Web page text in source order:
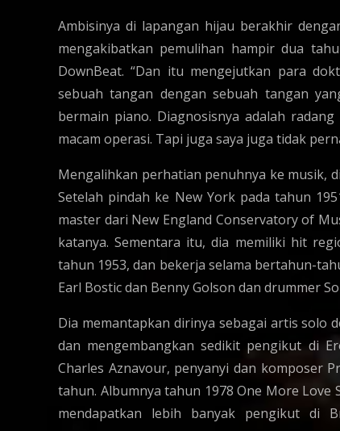
Ambisinya di lapangan hijau berakhir
mengakibatkan pemulihan hampir dua
DownBeat. “Dan itu mengejutkan para
sebuah tangan dengan sebuah tangan
bermain piano. Diagnosisnya adalah
macam operasi. Tapi juga saya juga tidak
Mengalihkan perhatian penuhnya ke musik,
Setelah pindah ke New York pada tahun
master dari New England Conservatory of
katanya. Sementara itu, dia memiliki hit
tahun 1953, dan bekerja selama bertahun-
Earl Bostic dan Benny Golson dan drummer
Dia memantapkan dirinya sebagai artis solo
dan mengembangkan sedikit pengikut di
Charles Aznavour, penyanyi dan komposer
tahun. Albumnya tahun 1978 One More Love
mendapatkan lebih banyak pengikut di